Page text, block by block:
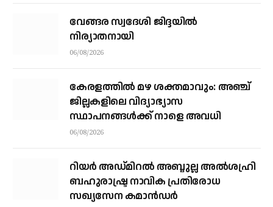
വേങ്ങര സ്വദേശി ജിദ്ദയിൽ
നിര്യാതനായി
06/08/2026
കേരളത്തില്‍ മഴ ശക്തമാവും: അഞ്ച്
ജില്ലകളിലെ വിദ്യാഭ്യാസ
സ്ഥാപനങ്ങള്‍ക്ക് നാളെ അവധി
06/08/2026
റിയര്‍ അഡ്മിറല്‍ അബ്ദുല്ല അല്‍ശഹ്രി
ബഹുരാഷ്ട്ര നാവിക പ്രതിരോധ
സഖ്യസേന കമാന്‍ഡര്‍